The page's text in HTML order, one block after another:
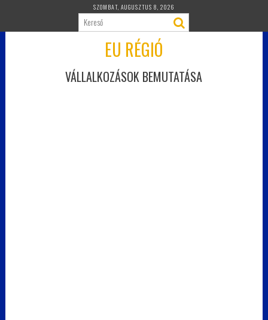
content
SZOMBAT, AUGUSZTUS 8, 2026
EU RÉGIÓ
VÁLLALKOZÁSOK BEMUTATÁSA